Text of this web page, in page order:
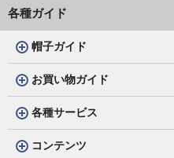
各種ガイド
帽子ガイド
お買い物ガイド
各種サービス
コンテンツ